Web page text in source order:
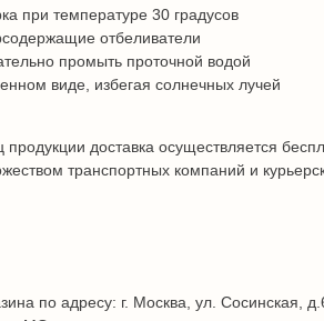
при температуре 30 градусов
отбеливатели
промыть проточной водой
виде, избегая солнечных лучей
доставка осуществляется
транспортных компаний и
по адресу: г. Москва, ул. Сосинская,